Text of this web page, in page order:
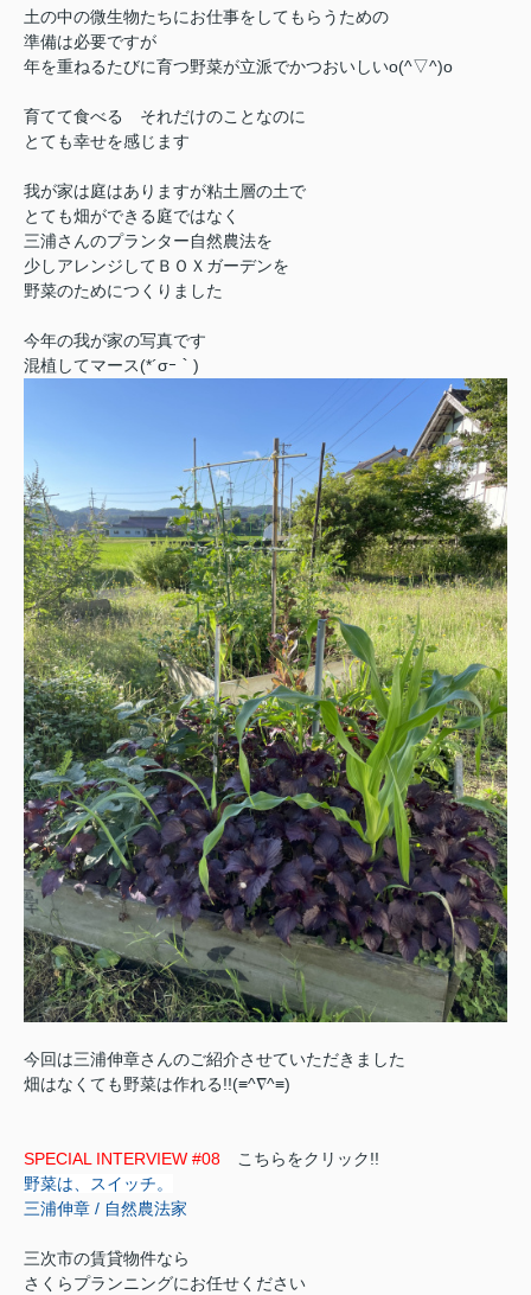
土の中の微生物たちにお仕事をしてもらうための
準備は必要ですが
年を重ねるたびに育つ野菜が立派でかつおいしいo(^▽^)o
育てて食べる それだけのことなのに
とても幸せを感じます
我が家は庭はありますが粘土層の土で
とても畑ができる庭ではなく
三浦さんのプランター自然農法を
少しアレンジしてＢＯＸガーデンを
野菜のためにつくりました
今年の我が家の写真です
混植してマース(*´σｰ｀)
今回は三浦伸章さんのご紹介させていただきました
畑はなくても野菜は作れる!!(≡^∇^≡)
SPECIAL INTERVIEW #08 こちらをクリック!!
野菜は、スイッチ。
三浦伸章 / 自然農法家
三次市の賃貸物件なら
さくらプランニングにお任せください